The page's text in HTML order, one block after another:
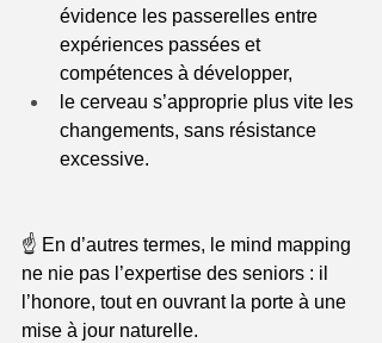
évidence les passerelles entre
expériences passées et
compétences à développer,
le cerveau s’approprie plus vite les
changements, sans résistance
excessive.
☝️ En d’autres termes, le mind mapping
ne nie pas l’expertise des seniors : il
l’honore, tout en ouvrant la porte à une
mise à jour naturelle.